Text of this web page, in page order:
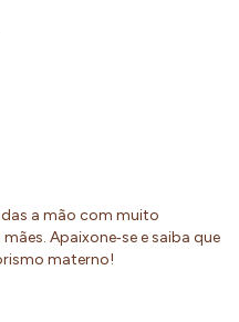
a mão com muito
Apaixone‐se e saiba que
materno!